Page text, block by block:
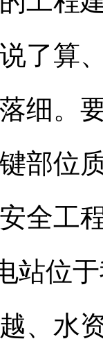
了算
细。
部位
全工
站位
、水